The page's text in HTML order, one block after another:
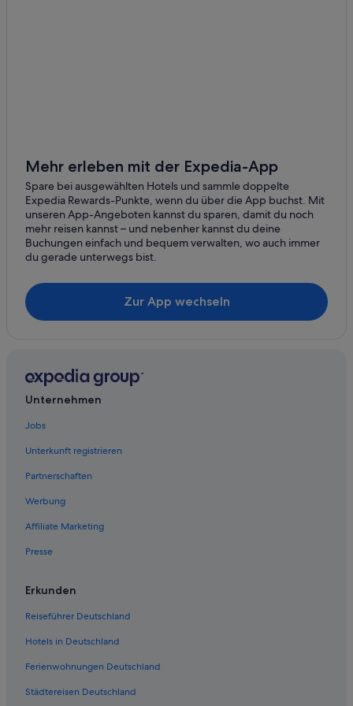
Boutique- in Scharbeutz
Hotels mit Whirlpool in Scharbeutz
Hotels mit Aussicht in Scharbeutz
Hotels mit Frühstück in Scharbeutz
Campingplätze in Scharbeutz
Hotels mit Restaurant in Scharbeutz
Campingplätze in Bahnhof Scharbeutz
Pensionen in Scharbeutz
Lodges in Scharbeutz
Romantische in Scharbeutz
Mehr erleben mit der Expedia-App
Spare bei ausgewählten Hotels und sammle doppelte
Expedia Rewards-Punkte, wenn du über die App buchst. Mit
unseren App-Angeboten kannst du sparen, damit du noch
mehr reisen kannst – und nebenher kannst du deine
Buchungen einfach und bequem verwalten, wo auch immer
du gerade unterwegs bist.
Zur App wechseln
Unternehmen
Jobs
Unterkunft registrieren
Partnerschaften
Werbung
Affiliate Marketing
Presse
Erkunden
Reiseführer Deutschland
Hotels in Deutschland
Ferienwohnungen Deutschland
Städtereisen Deutschland